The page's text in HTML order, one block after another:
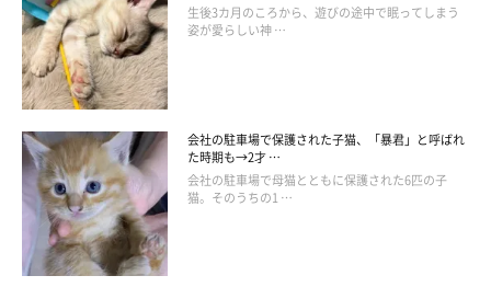
生後3カ月のころから、遊びの途中で眠ってしまう
姿が愛らしい神 …
会社の駐車場で保護された子猫、「暴君」と呼ばれ
た時期も→2才 …
会社の駐車場で母猫とともに保護された6匹の子
猫。そのうちの1 …